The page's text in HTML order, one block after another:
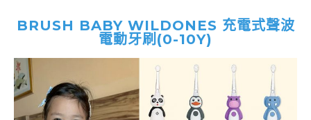
BRUSH BABY WILDONES 充電式聲波
電動牙刷(0-10Y)